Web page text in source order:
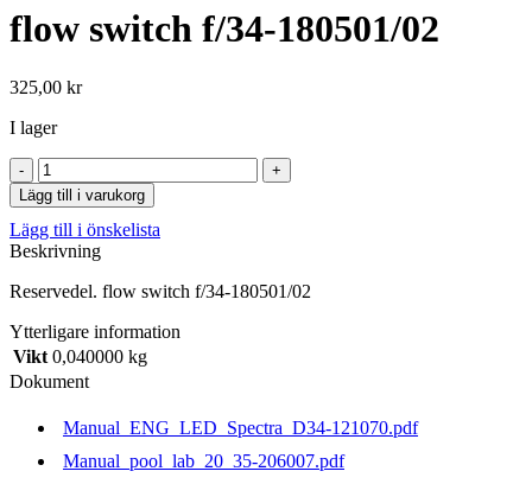
flow switch f/34-180501/02
325,00 kr
I lager
flow
switch
f/34-
180501/02
mängd
Lägg till i varukorg
Lägg till i önskelista
Beskrivning
Reservedel. flow switch f/34-180501/02
Ytterligare information
Vikt 0,040000 kg
Dokument
Manual_ENG_LED_Spectra_D34-121070.pdf
Manual_pool_lab_20_35-206007.pdf